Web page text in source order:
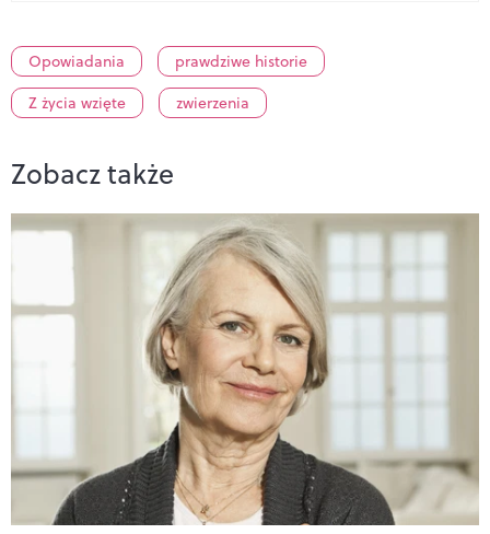
Opowiadania
prawdziwe historie
Z życia wzięte
zwierzenia
Zobacz także